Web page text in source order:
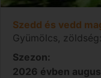
Szedd és vedd
Gyümölcs, zöldség:
Szezon:
2026 évben